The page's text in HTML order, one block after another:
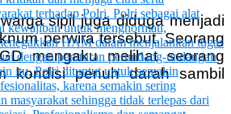
sipil juga diduga menjadi
perwira tersebut. Seorang
mengaku melihat seorang
kondisi penuh darah sambil